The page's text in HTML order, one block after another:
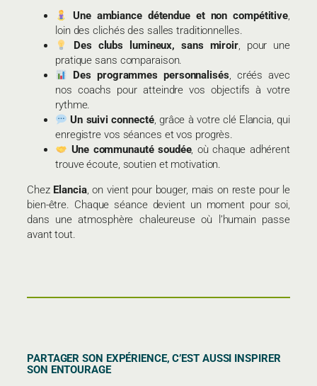
Une ambiance détendue et non compétitive,
loin des clichés des salles traditionnelles.
Des clubs lumineux, sans miroir, pour une
pratique sans comparaison.
Des programmes personnalisés, créés avec
nos coachs pour atteindre vos objectifs à votre
rythme.
Un suivi connecté, grâce à votre clé Elancia, qui
enregistre vos séances et vos progrès.
Une communauté soudée, où chaque adhérent
trouve écoute, soutien et motivation.
Chez Elancia, on vient pour bouger, mais on reste pour le
bien-être. Chaque séance devient un moment pour soi,
dans une atmosphère chaleureuse où l’humain passe
avant tout.
PARTAGER SON EXPÉRIENCE, C’EST AUSSI INSPIRER
SON ENTOURAGE